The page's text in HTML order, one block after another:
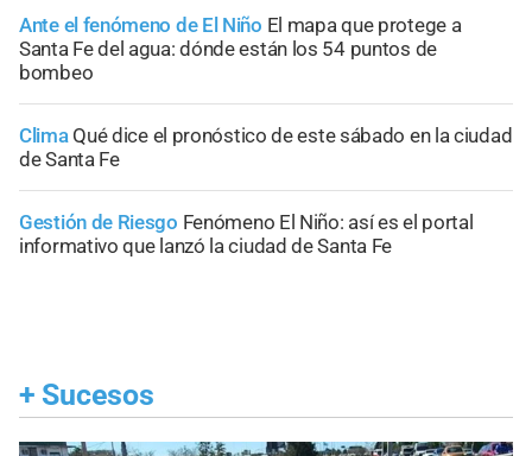
Ante el fenómeno de El Niño El mapa que protege a
Santa Fe del agua: dónde están los 54 puntos de
bombeo
Clima Qué dice el pronóstico de este sábado en la ciudad
de Santa Fe
Gestión de Riesgo Fenómeno El Niño: así es el portal
informativo que lanzó la ciudad de Santa Fe
+ Sucesos